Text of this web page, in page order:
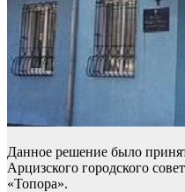
Данное решение было
Арцизского городского
«Топора».